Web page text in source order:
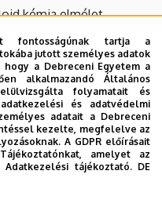
kémia elmélet
kémia
kémia (szeminárium)
radiokémia
kémia II.
II. (szeminárium)
a fizikai kémiai
fontosságúnak tartja a
jutott személyes adatok
a Debreceni Egyetem a
alkalmazandó Általános
folyamatait és
és adatvédelmi
adatait a Debreceni
kezelte, megfelelve az
A GDPR előírásait
amelyet az
Adatkezelési tájékoztató. DE